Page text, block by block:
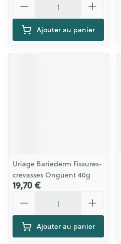
Ajouter au panier
Uriage Bariederm Fissures-
crevasses Onguent 40g
19,70 €
Ajouter au panier